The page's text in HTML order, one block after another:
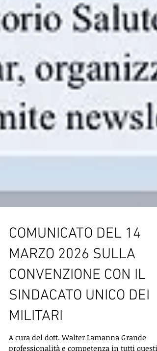
COMUNICATO DEL 14
MARZO 2026 SULLA
CONVENZIONE CON IL
SINDACATO UNICO DEI
MILITARI